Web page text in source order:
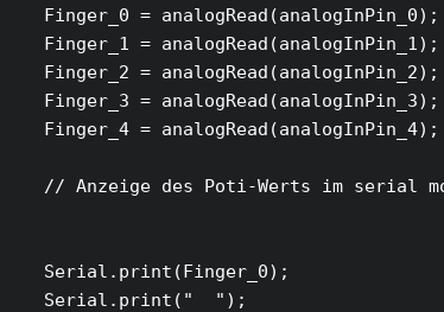
    Finger_0 = analogRead(analogInPin_0);
    Finger_1 = analogRead(analogInPin_1);
    Finger_2 = analogRead(analogInPin_2);
    Finger_3 = analogRead(analogInPin_3);
    Finger_4 = analogRead(analogInPin_4);
// Anzeige des Poti-Werts im serial
    Serial.print(Finger_0);
    Serial.print("  ");